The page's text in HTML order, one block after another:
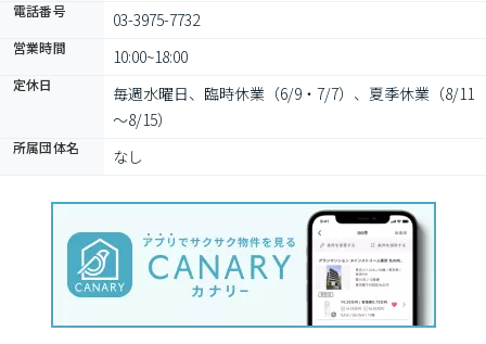
電話番号 03-3975-7732
営業時間 10:00~18:00
定休日
毎週水曜日、臨時休業（6/9・7/7）、夏季休業（8/11
～8/15）
所属団体名 なし